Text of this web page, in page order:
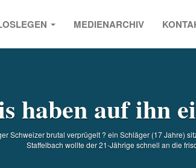
MEDIENARCHIV
haben auf ihn
Schweizer brutal verprügelt ? ein Schläger (17 Jahre)
Staffelbach wollte der 21-Jährige schnell an die